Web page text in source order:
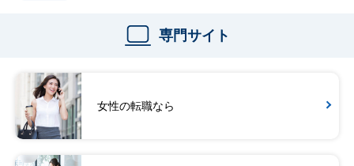
専門サイト
女性の転職なら